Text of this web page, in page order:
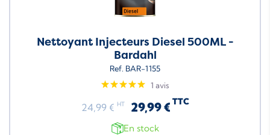
Nettoyant Injecteurs Diesel 500ML -
Bardahl
Ref. BAR-1155
1 avis
24,99 € HT 29,99 € TTC
En stock